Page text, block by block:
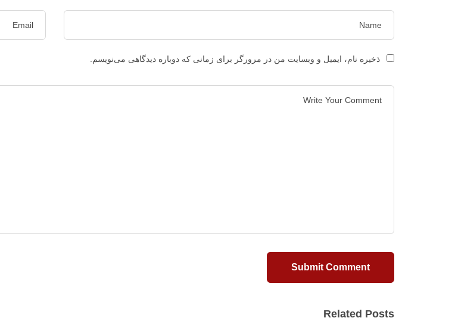
ذخیره نام، ایمیل و وبسایت من در مرورگر برای زمانی که دوباره دیدگاهی می‌نویسم.
Related Posts